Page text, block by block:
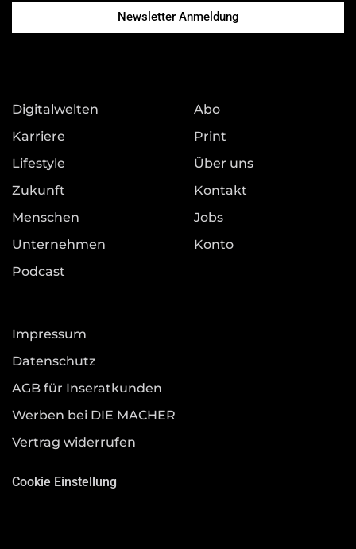
Newsletter Anmeldung
Digitalwelten
Karriere
Lifestyle
Zukunft
Menschen
Unternehmen
Podcast
Abo
Print
Über uns
Kontakt
Jobs
Konto
Impressum
Datenschutz
AGB für Inseratkunden
Werben bei DIE MACHER
Vertrag widerrufen
Cookie Einstellung